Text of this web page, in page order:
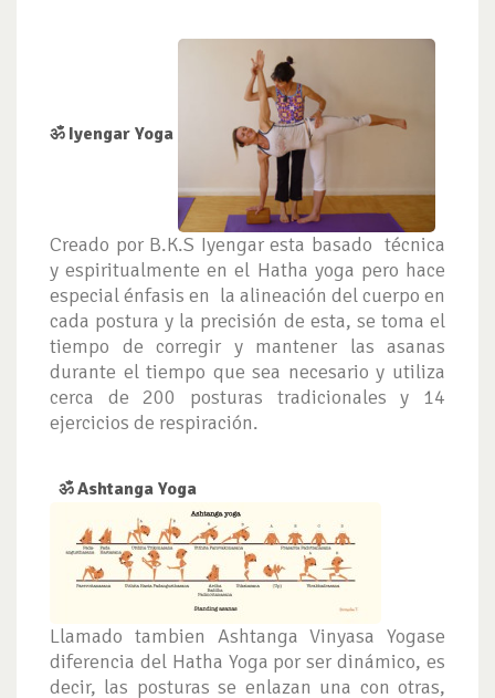
ॐ Iyengar Yoga
Creado por B.K.S Iyengar esta basado técnica
y espiritualmente en el Hatha yoga pero hace
especial énfasis en la alineación del cuerpo en
cada postura y la precisión de esta, se toma el
tiempo de corregir y mantener las asanas
durante el tiempo que sea necesario y utiliza
cerca de 200 posturas tradicionales y 14
ejercicios de respiración.
ॐ Ashtanga Yoga
Llamado tambien Ashtanga Vinyasa Yogase
diferencia del Hatha Yoga por ser dinámico, es
decir, las posturas se enlazan una con otras,